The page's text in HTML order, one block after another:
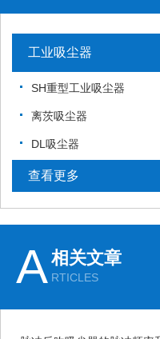
工业吸尘器
SH重型工业吸尘器
离茨吸尘器
DL吸尘器
查看更多
A相关文章
RTICLES